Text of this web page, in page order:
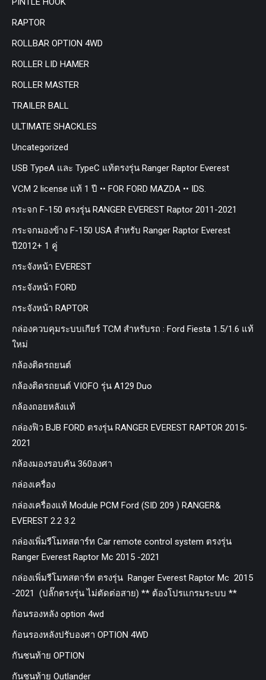
RAPTOR
ROLLBAR OPTION 4WD
ROLLER LID HAMER
ROLLER MASTER
TRAILER BALL
ULTIMATE SHACKLES
Uncategorized
USB TypeA และ TypeC แท้ตรงรุ่น Ranger Raptor Everest
VCM 2 license แท้ 1 ปี •• FOR FORD MAZDA •• IDS.
กระจก F-150 ตรงรุ่น RANGER EVEREST Raptor 2011-2021
กระจกมองข้าง F-150 USA สำหรับ Ranger Raptor Everest
ปี2012+ 1 คู่
กระจังหน้า EVEREST
กระจังหน้า FORD
กระจังหน้า RAPTOR
กล่องควบคุมระบบเกียร์ TCM สำหรับรถ : Ford Fiesta 1.5/1.6 แท้
ใหม่
กล้องติดรถยนต์
กล้องติดรถยนต์ VIOFO รุ่น A129 Duo
กล้องถอยหลังแท้
กล่องฟิว BJB FORD ตรงรุ่น RANGER EVEREST RAPTOR 2015-
2021
กล้องมองรอบคัน 360องศา
กล่องเครื่อง
กล่องเครื่องแท้ Module PCM Ford (SID 209 ) RANGER&
EVEREST 2.2 3.2
กล่องเพิ่มรีโมทสตาร์ท Car remote control system ตรงรุ่น
Ranger Everest Raptor Mc 2015 -2021
กล่องเพิ่มรีโมทสตาร์ท ตรงรุ่น Ranger Everest Raptor Mc 2015
-2021 (ปลั๊กตรงรุ่น ไม่ตัดต่อสาย) ** ต้องโปรแกรมระบบ **
ก้อนรองหลัง option 4wd
ก้อนรองหลังปรับองศา OPTION 4WD
กันชนท้าย OPTION
กันชนท้าย Outlander